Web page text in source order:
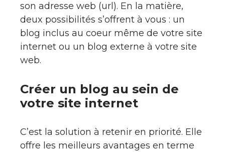
son adresse web (url). En la matière,
deux possibilités s’offrent à vous : un
blog inclus au coeur même de votre site
internet ou un blog externe à votre site
web.
Créer un blog au sein de
votre site internet
C’est la solution à retenir en priorité. Elle
offre les meilleurs avantages en terme